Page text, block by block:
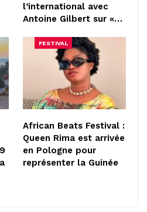
l’international avec
Antoine Gilbert sur «…
FESTIVAL
African Beats Festival :
Queen Rima est arrivée
en Pologne pour
représenter la Guinée